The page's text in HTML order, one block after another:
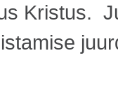
Kristus.